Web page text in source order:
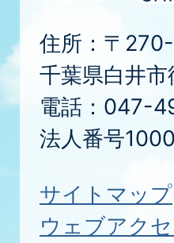
住所：〒
千葉県白井
電話：047-
法人番号
サイトマップ
ウェブアク